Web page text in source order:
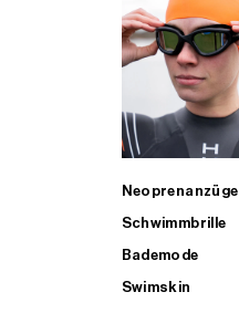
Neoprenanzüge
Schwimmbrille
Bademode
Swimskin